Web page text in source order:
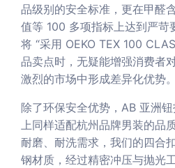
品级别的安全标准，更在甲醛
值等 100 多项指标上达到严苛
将 “采用 OEKO TEX 100
品卖点时，无疑能增强消费者
激烈的市场中形成差异化优势。
除了环保安全优势，AB 亚洲
上同样适配杭州品牌男装的品
耐磨、耐洗需求，我们的四合
钢材质，经过精密冲压与抛光